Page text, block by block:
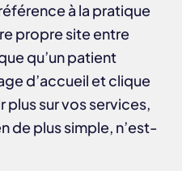
à la pratique
propre site entre
qu’un patient
d’accueil et clique
plus sur vos services,
de plus simple, n’est-